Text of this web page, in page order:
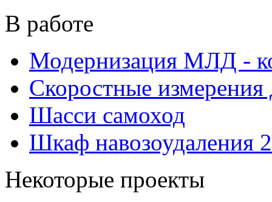
В работе
Модернизация МЛД -
Скоростные измерения
Шасси самоход
Шкаф навозоудаления
Некоторые проекты